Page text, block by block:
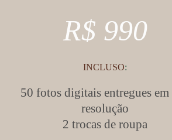
R$ 990
INCLUSO:
50 fotos digitais entregues em
resolução
2 trocas de roupa